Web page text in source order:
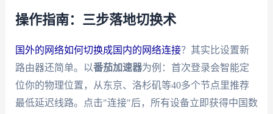
操作指南：三步落地切换术
国外的网络如何切换成国内的网络连接？其实比设置新
路由器还简单。以番茄加速器为例：首次登录会智能定
位你的物理位置，从东京、洛杉矶等40多个节点里推荐
最低延迟线路。点击"连接"后，所有设备立即获得中国数